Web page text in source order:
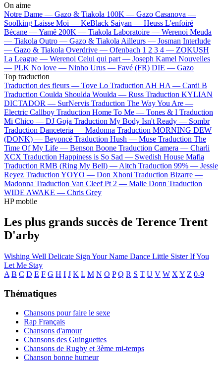
On aime
Notre Dame — Gazo & Tiakola 100K — Gazo Casanova —
Soolking Laisse Moi — KeBlack Saiyan — Heuss L'enfoiré
Bécane —Yamê 200K — Tiakola Laboratoire — Werenoi Meuda
— Tiakola Outro — Gazo & Tiakola Ailleurs — Josman Interlude
— Gazo & Tiakola Overdrive — Ofenbach 1 2 3 4 — ZOKUSH
La League — Werenoi Celui qui part — Joseph Kamel Nouvelles
— PLK No love — Ninho Urus — Favé (FR) DIE — Gazo
Top traduction
Traduction des fleurs — Tove Lo Traduction AH HA — Cardi B
Traduction Coulda Shoulda Woulda — Russ Traduction KYLIAN
DICTADOR — SurNervis Traduction The Way You Are —
Electric Callboy Traduction Home To Me — Tones & I Traduction
Mi Chico — DJ Goja Traduction My Body Isn't Ready — Sombr
Traduction Danceteria — Madonna Traduction MORNING DEW
(DONK) — Beyoncé Traduction Hush — Muse Traduction The
Time Of My Life — Benson Boone Traduction Camera — Charli
XCX Traduction Happiness is So Sad — Swedish House Mafia
Traduction RMB (Ring My Bell) — Aitch Traduction 99% — Jessie
Reyez Traduction YOYO — Don Xhoni Traduction Bizarre —
Madonna Traduction Van Cleef Pt 2 — Malie Donn Traduction
WIDE AWAKE — Chris Grey
HP mobile
Les plus grands succès de Terence Trent
D'arby
Wishing Well Delicate Sign Your Name Dance Little SisterIf You
Let Me Stay
A B C D E F G H I J K L M N O P Q R S T U V W X Y Z 0-9
Thématiques
Chansons pour faire le sexe
Rap Français
Chansons d'amour
Chansons des Guinguettes
Chansons de Rugby et 3ème mi-temps
Chanson bonne humeur